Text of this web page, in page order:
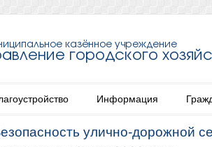
Информация
улично-дорожной